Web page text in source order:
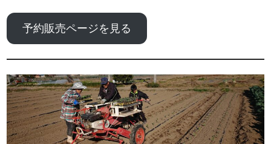
予約販売ページを見る